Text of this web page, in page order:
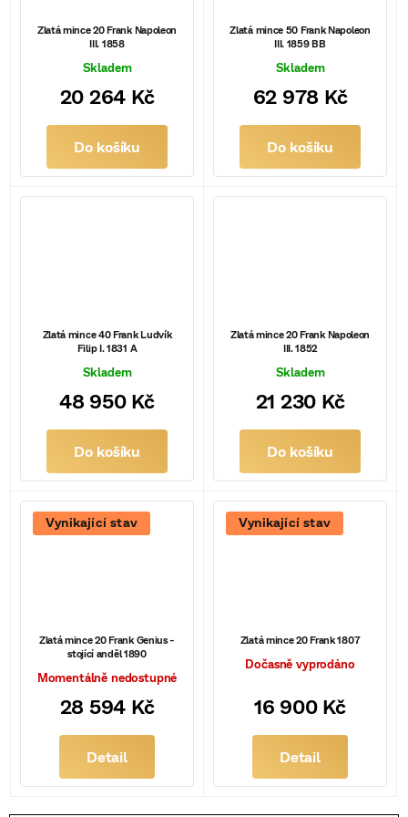
Zlatá mince 20 Frank Napoleon
III. 1858
Skladem
20 264 Kč
Do košíku
Zlatá mince 50 Frank Napoleon
III. 1859 BB
Skladem
62 978 Kč
Do košíku
Zlatá mince 40 Frank Ludvík
Filip I. 1831 A
Skladem
48 950 Kč
Do košíku
Zlatá mince 20 Frank Napoleon
III. 1852
Skladem
21 230 Kč
Do košíku
Vynikající stav
Zlatá mince 20 Frank Genius -
stojící anděl 1890
Momentálně nedostupné
28 594 Kč
Detail
Vynikající stav
Zlatá mince 20 Frank 1807
Dočasně vyprodáno
16 900 Kč
Detail